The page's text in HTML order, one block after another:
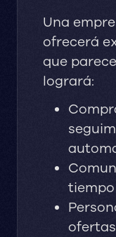
Una
ofrecerá
que
logrará: